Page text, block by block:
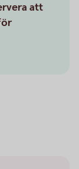
att